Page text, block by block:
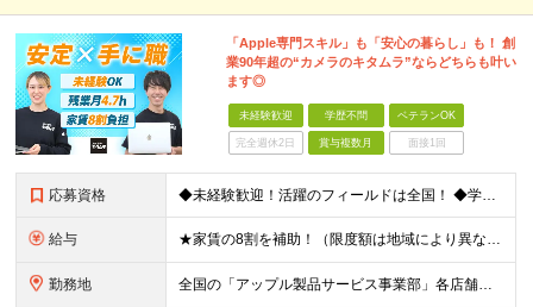
「Apple専門スキル」も「安心の暮らし」も！ 創
業90年超の“カメラのキタムラ”ならどちらも叶い
ます◎
未経験歓迎 学歴不問 ベテランOK
完全週休2日 賞与複数月 面接1回
応募資格 ◆未経験歓迎！活躍のフィールドは全国！ ◆学歴不問 ◆第二新卒も活躍中 ◆40歳以下の方（若年層の長期キャリア形成を図るため）
給与 ★家賃の8割を補助！（限度額は地域により異なる） ※転勤による引っ越しが発生する場合 ＝＝＝＝＝＝＝＝＝＝＝＝＝＝＝＝＝＝＝＝＝＝＝ 例えば、家賃7.5万円なら6万円は会社で負担。 あなたが支払うのは
勤務地 全国の「アップル製品サービス事業部」各店舗となります ※アップル製品サービス単独店に配属の可能性もあります ※最初の配属先は希望を最大限考慮した上で決定します ▼詳しい勤務地住所は下記URLをご確認